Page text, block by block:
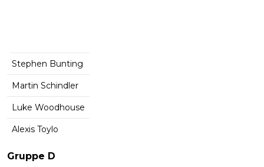
Stephen Bunting
Martin Schindler
Luke Woodhouse
Alexis Toylo
Gruppe D